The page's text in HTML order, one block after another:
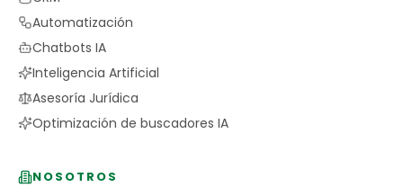
Automatización
Chatbots IA
Inteligencia Artificial
Asesoría Jurídica
Optimización de buscadores IA
NOSOTROS